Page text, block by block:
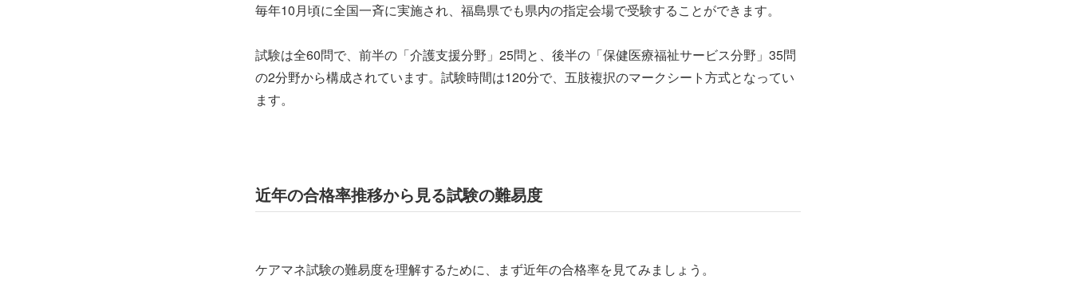
毎年10月頃に全国一斉に実施され、福島県でも県内の指定会場で受験することができます。
試験は全60問で、前半の「介護支援分野」25問と、後半の「保健医療福祉サービス分野」35問
の2分野から構成されています。試験時間は120分で、五肢複択のマークシート方式となってい
ます。
近年の合格率推移から見る試験の難易度
ケアマネ試験の難易度を理解するために、まず近年の合格率を見てみましょう。